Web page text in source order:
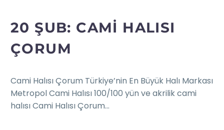
20 ŞUB: CAMI HALISI
ÇORUM
Cami Halısı Çorum Türkiye’nin En Büyük Halı Markası
Metropol Cami Halısı 100/100 yün ve akrilik cami
halısı Cami Halısı Çorum…